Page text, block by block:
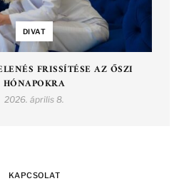
DIVAT
FRISSÍTÉSE AZ ŐSZI
HÓNAPOKRA
2026. április 8.
KAPCSOLAT